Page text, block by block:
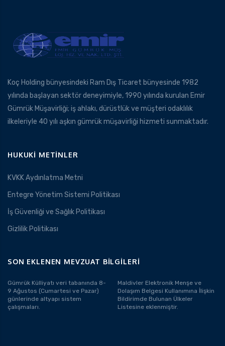
Koç Holding bünyesindeki Ram Dış Ticaret bünyesinde 1982
yılında başlayan sektör deneyimiyle, 1990 yılında kurulan Emir
Gümrük Müşavirliği; iş ahlakı, dürüstlük ve müşteri odaklılık
ilkeleriyle 40 yılı aşkın gümrük müşavirliği hizmeti sunmaktadır.
HUKUKI METINLER
KVKK Aydınlatma Metni
Entegre Yönetim Sistemi Politikası
İş Güvenliği ve Sağlık Politikası
Gizlilik Politikası
SON EKLENEN MEVZUAT BILGILERI
Gümrük Külliyatı veri tabanında 8-
9 Ağustos (Cumartesi ve Pazar)
günlerinde altyapı sistem
çalışmaları.
Maldivler Elektronik Menşe ve
Dolaşım Belgesi Kullanımına İlişkin
Bildirimde Bulunan Ülkeler
Listesine eklenmiştir.